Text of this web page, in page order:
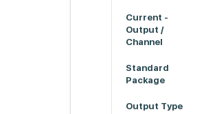
Current -
Output /
Channel
Standard
Package
Output Type